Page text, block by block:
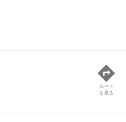
ルート
を見る